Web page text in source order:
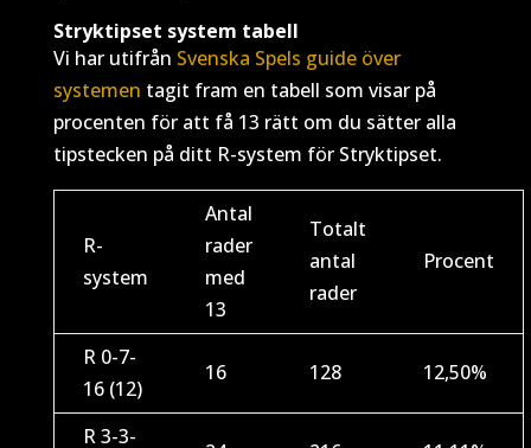
Stryktipset system tabell
Vi har utifrån Svenska Spels guide över
systemen tagit fram en tabell som visar på
procenten för att få 13 rätt om du sätter alla
tipstecken på ditt R-system för Stryktipset.
R-
system
Antal
rader
med
13
Totalt
antal
rader
Procent
R 0-7-
16 (12)
16 128 12,50%
R 3-3-